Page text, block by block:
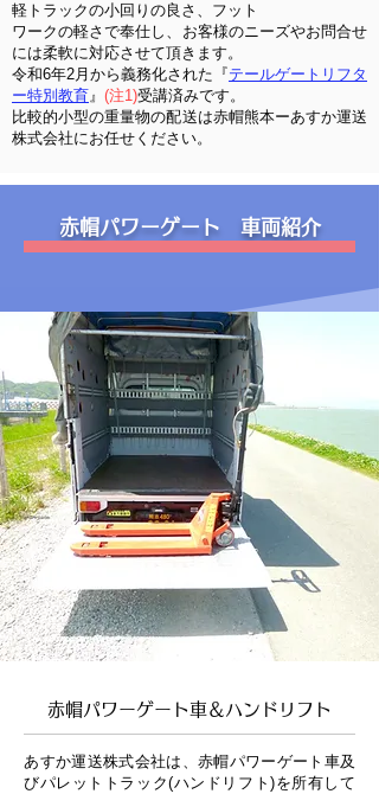
軽トラックの小回りの良さ、フット
ワークの軽さで奉仕し、お客様のニーズやお問合せ
には柔軟に対応させて頂きます。
​令和6年2月から義務化された『テールゲートリフタ
ー特別教育』 (注1)受講済みです。
​比較的小型の重量物の配送は赤帽熊本ーあすか運送
株式会社にお任せください。
赤帽パワーゲート 車両紹介
赤帽パワーゲート車＆ハンドリフト
​あすか運送株式会社は、赤帽パワーゲート車及
びパレットトラック(ハンドリフト)を所有して